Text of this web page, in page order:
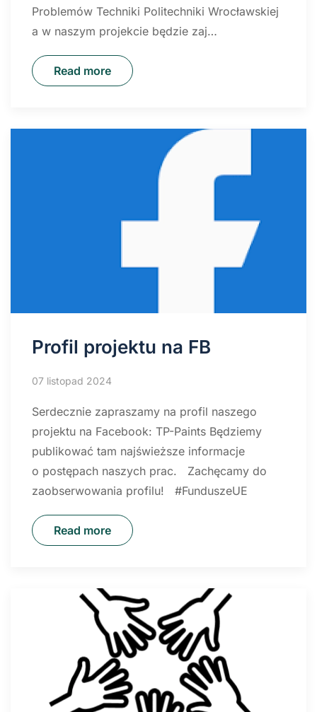
Problemów Techniki Politechniki Wrocławskiej
a w naszym projekcie będzie zaj…
Read more
Profil projektu na FB
07 listopad 2024
Serdecznie zapraszamy na profil naszego
projektu na Facebook: TP-Paints Będziemy
publikować tam najświeższe informacje
o postępach naszych prac. Zachęcamy do
zaobserwowania profilu! #FunduszeUE
Read more